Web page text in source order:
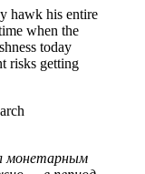
hawk his entire
when the
today
risks getting
монетарным